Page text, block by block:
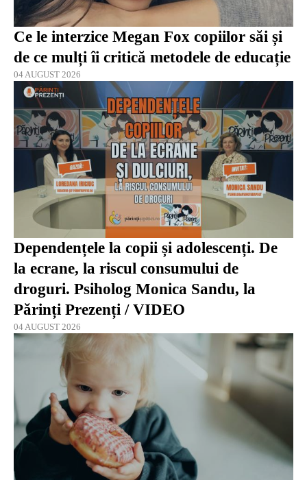
Ce le interzice Megan Fox copiilor săi și
de ce mulți îi critică metodele de educație
04 AUGUST 2026
Dependențele la copii și adolescenți. De
la ecrane, la riscul consumului de
droguri. Psiholog Monica Sandu, la
Părinți Prezenți / VIDEO
04 AUGUST 2026